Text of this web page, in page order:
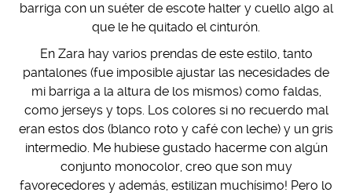
barriga con un suéter de escote halter y cuello algo al
que le he quitado el cinturón.
En Zara hay varios prendas de este estilo, tanto
pantalones (fue imposible ajustar las necesidades de
mi barriga a la altura de los mismos) como faldas,
como jerseys y tops. Los colores si no recuerdo mal
eran estos dos (blanco roto y café con leche) y un gris
intermedio. Me hubiese gustado hacerme con algún
conjunto monocolor, creo que son muy
favorecedores y además, estilizan muchísimo! Pero lo